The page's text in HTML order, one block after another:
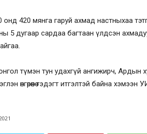
онд 420 мянга гаруй ахмад настныхаа
5 дугаар сардаа багтаан үлдсэн
түмэн тун удахгүй ангижирч, Ардын
өнгөрөөнө гэдэгт итгэлтэй байна